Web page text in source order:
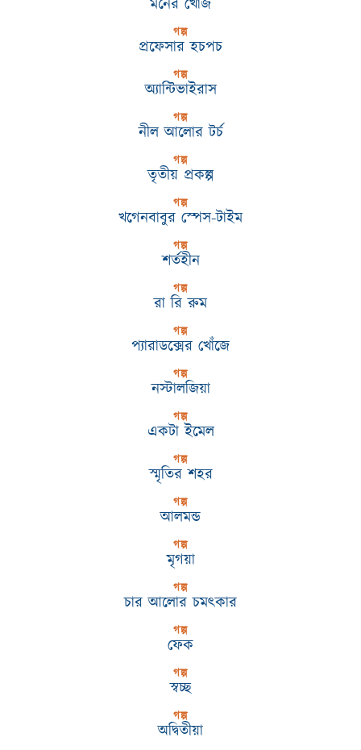
গল্প
প্রফেসার হচপচ
গল্প
অ্যান্টিভাইরাস
গল্প
নীল আলোর টর্চ
গল্প
তৃতীয় প্রকল্প
গল্প
খগেনবাবুর স্পেস-টাইম
গল্প
শর্তহীন
গল্প
রা রি রুম
গল্প
প্যারাডক্সের খোঁজে
গল্প
নস্টালজিয়া
গল্প
একটা ইমেল
গল্প
স্মৃতির শহর
গল্প
আলমন্ড
গল্প
মৃগয়া
গল্প
চার আলোর চমৎকার
গল্প
ফেক
গল্প
স্বচ্ছ
গল্প
অদ্বিতীয়া